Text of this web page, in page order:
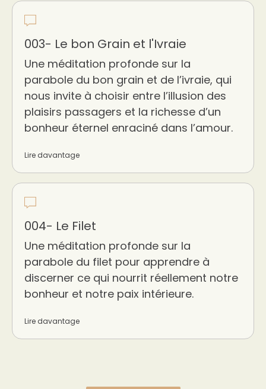
003- Le bon Grain et l'Ivraie
Une méditation profonde sur la
parabole du bon grain et de l’ivraie, qui
nous invite à choisir entre l’illusion des
plaisirs passagers et la richesse d’un
bonheur éternel enraciné dans l’amour.
Lire davantage
004- Le Filet
Une méditation profonde sur la
parabole du filet pour apprendre à
discerner ce qui nourrit réellement notre
bonheur et notre paix intérieure.
Lire davantage